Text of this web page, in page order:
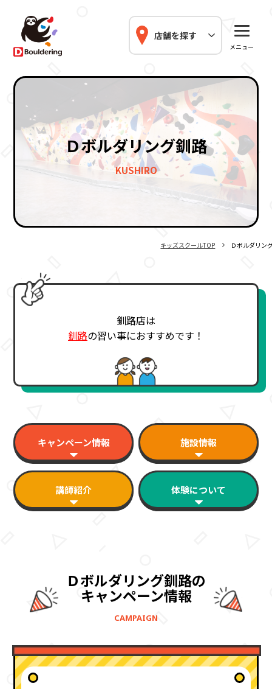
店舗を探す
メニュー
Ｄボルダリング釧路
KUSHIRO
キッズスクールTOP Ｄボルダリン
釧路店は
釧路の習い事におすすめです！
キャンペーン情報 施設情報
講師紹介 体験について
Ｄボルダリング釧路の
キャンペーン情報
CAMPAIGN